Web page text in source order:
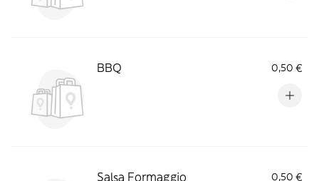
BBQ 0,50 €
Salsa Formaggio 0,50 €